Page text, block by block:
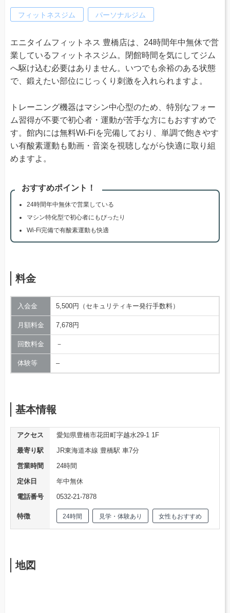
フィットネスジム パーソナルジム
エニタイムフィットネス 豊橋店は、24時間年中無休で営
業しているフィットネスジム。閉館時間を気にしてジム
へ駆け込む必要はありません。いつでも余裕のある状態
で、鍛えたい部位にじっくり刺激を入れられますよ。
トレーニング機器はマシン中心型のため、特別なフォー
ム習得が不要で初心者・運動が苦手な方にもおすすめで
す。館内には無料Wi-Fiを完備しており、単調で飽きやす
い有酸素運動も動画・音楽を視聴しながら快適に取り組
めますよ。
おすすめポイント！
24時間年中無休で営業している
マシン特化型で初心者にもぴったり
Wi-Fi完備で有酸素運動も快適
料金
入会金 5,500円（セキュリティキー発行手数料）
月額料金 7,678円
回数料金 －
体験等 –
基本情報
アクセス
愛知県豊橋市花田町字越水29-1 1F
最寄り駅
JR東海道本線 豊橋駅 車7分
営業時間
24時間
定休日
年中無休
電話番号
0532-21-7878
特徴 24時間 見学・体験あり 女性もおすすめ
地図